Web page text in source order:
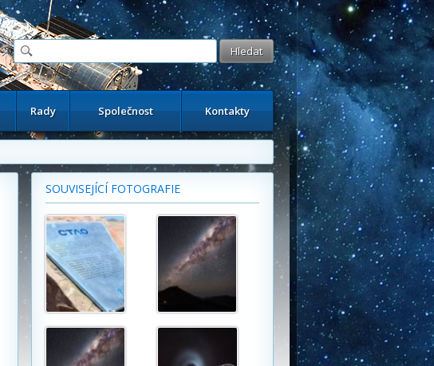
Rady Společnost Kontakty
SOUVISEJÍCÍ FOTOGRAFIE